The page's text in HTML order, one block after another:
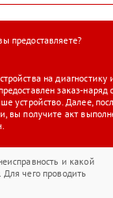
предоставляете?
на
заказ-наряд
устройство. Далее,
вы получите акт
и какой
чего проводить